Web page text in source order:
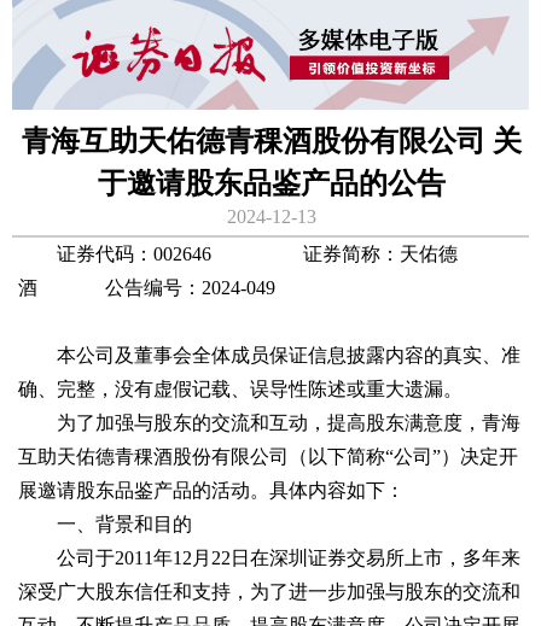
青海互助天佑德青稞酒股份有限公司 关
于邀请股东品鉴产品的公告
2024-12-13
证券代码：002646 证券简称：天佑德
酒 公告编号：2024-049
本公司及董事会全体成员保证信息披露内容的真实、准
确、完整，没有虚假记载、误导性陈述或重大遗漏。
为了加强与股东的交流和互动，提高股东满意度，青海
互助天佑德青稞酒股份有限公司（以下简称“公司”）决定开
展邀请股东品鉴产品的活动。具体内容如下：
一、背景和目的
公司于2011年12月22日在深圳证券交易所上市，多年来
深受广大股东信任和支持，为了进一步加强与股东的交流和